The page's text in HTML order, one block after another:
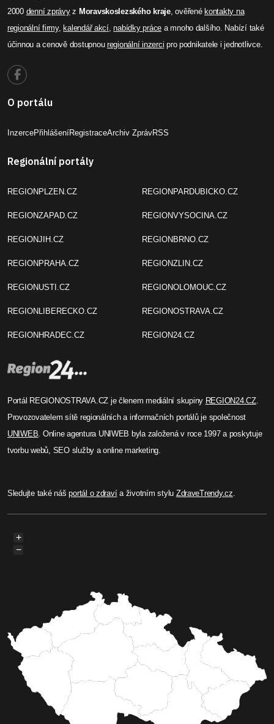
2000 denní zprávyz Moravskoslezského kraje, ověřenékontakty na
regionální firmy,kalendář akcí,nabídky práce a mnoho dalšího. Nabízí také
účinnou a cenově dostupnou regionální inzerci pro podnikatele i jednotlivce.
O portálu
InzercePřihlášeníRegistraceArchiv ZprávRSS
Regionální portály
REGIONPLZEN.CZ
REGIONZAPAD.CZ
REGIONJIH.CZ
REGIONPRAHA.CZ
REGIONUSTI.CZ
REGIONLIBERECKO.CZ
REGIONHRADEC.CZ
REGIONPARDUBICKO.CZ
REGIONVYSOCINA.CZ
REGIONBRNO.CZ
REGIONZLIN.CZ
REGIONOLOMOUC.CZ
REGIONOSTRAVA.CZ
REGION24.CZ
Portál REGIONOSTRAVA.CZ je členem mediální skupiny REGION24.CZ.
Provozovatelem sítě regionálních a informačních portálů je společnost
UNIWEB . Online agentura UNIWEB byla založená v roce 1997 a poskytuje
tvorbu webů, SEO služby a online marketing.
Sledujte také nášportál o zdravía životním stylu ZdraveTrendy.cz
+
−